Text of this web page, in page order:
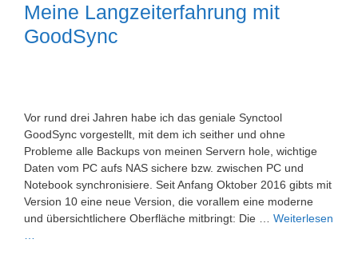
Meine Langzeiterfahrung mit
GoodSync
Vor rund drei Jahren habe ich das geniale Synctool
GoodSync vorgestellt, mit dem ich seither und ohne
Probleme alle Backups von meinen Servern hole, wichtige
Daten vom PC aufs NAS sichere bzw. zwischen PC und
Notebook synchronisiere. Seit Anfang Oktober 2016 gibts mit
Version 10 eine neue Version, die vorallem eine moderne
und übersichtlichere Oberfläche mitbringt: Die … Weiterlesen